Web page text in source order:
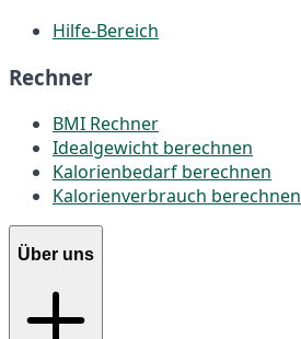
Hilfe-Bereich
Rechner
BMI Rechner
Idealgewicht berechnen
Kalorienbedarf berechnen
Kalorienverbrauch berechnen
Über uns